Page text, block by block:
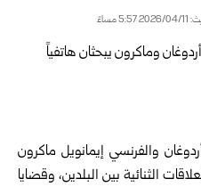
مساءً
والفرنسي إيمانويل ماكرون
الثنائية بين البلدين، وقضايا